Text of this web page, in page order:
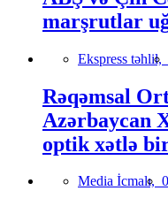
marşrutlar
Ekspress təhlil,
Rəqəmsal
Azərbaycan
optik xətlə
Media İcmalı,